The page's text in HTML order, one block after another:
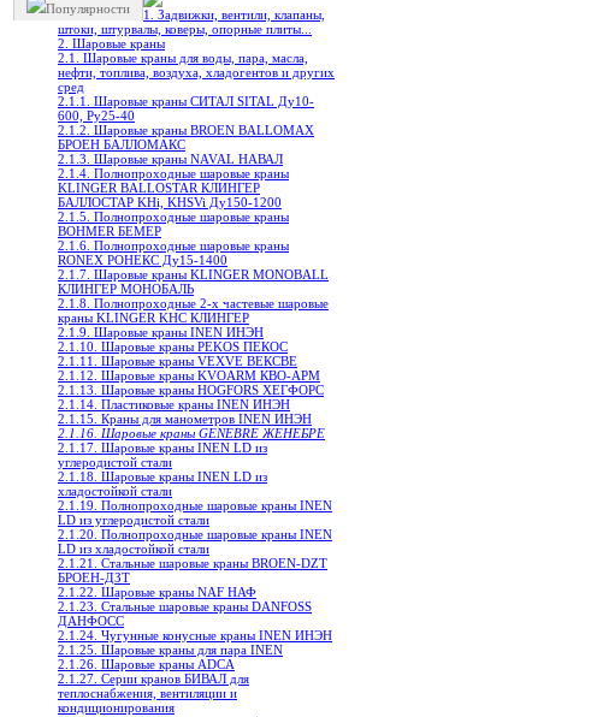
Популярности
1. Задвижки, вентили, клапаны,
штоки, штурвалы, коверы, опорные плиты...
2. Шаровые краны
2.1. Шаровые краны для воды, пара, масла,
нефти, топлива, воздуха, хладогентов и других
сред
2.1.1. Шаровые краны СИТАЛ SITAL Ду10-
600, Ру25-40
2.1.2. Шаровые краны BROEN BALLOMAX
БРОЕН БАЛЛОМАКС
2.1.3. Шаровые краны NAVAL НАВАЛ
2.1.4. Полнопроходные шаровые краны
KLINGER BALLOSTAR КЛИНГЕР
БАЛЛОСТАР KHi, KHSVi Ду150-1200
2.1.5. Полнопроходные шаровые краны
BOHMER БЕМЕР
2.1.6. Полнопроходные шаровые краны
RONEX РОНЕКС Ду15-1400
2.1.7. Шаровые краны KLINGER MONOBALL
КЛИНГЕР МОНОБАЛЬ
2.1.8. Полнопроходные 2-х частевые шаровые
краны KLINGER KHC КЛИНГЕР
2.1.9. Шаровые краны INEN ИНЭН
2.1.10. Шаровые краны PEKOS ПЕКОС
2.1.11. Шаровые краны VEXVE ВЕКСВЕ
2.1.12. Шаровые краны KVOARM КВО-АРМ
2.1.13. Шаровые краны HOGFORS ХЕГФОРС
2.1.14. Пластиковые краны INEN ИНЭН
2.1.15. Краны для манометров INEN ИНЭН
2.1.16. Шаровые краны GENEBRE ЖЕНЕБРЕ
2.1.17. Шаровые краны INEN LD из
углеродистой стали
2.1.18. Шаровые краны INEN LD из
хладостойкой стали
2.1.19. Полнопроходные шаровые краны INEN
LD из углеродистой стали
2.1.20. Полнопроходные шаровые краны INEN
LD из хладостойкой стали
2.1.21. Стальные шаровые краны BROEN-DZT
БРОЕН-ДЗТ
2.1.22. Шаровые краны NAF НАФ
2.1.23. Стальные шаровые краны DANFOSS
ДАНФОСС
2.1.24. Чугунные конусные краны INEN ИНЭН
2.1.25. Шаровые краны для пара INEN
2.1.26. Шаровые краны ADCA
2.1.27. Серии кранов БИВАЛ для
теплоснабжения, вентиляции и
кондиционирования